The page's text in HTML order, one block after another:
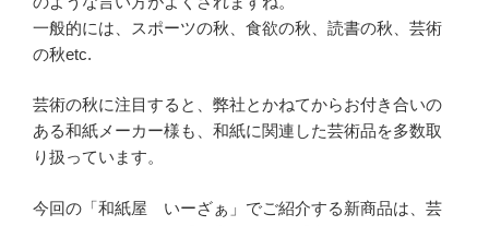
一般的には、スポーツの秋、食欲の秋、読書の秋、芸術
の秋etc.
芸術の秋に注目すると、弊社とかねてからお付き合いの
ある和紙メーカー様も、和紙に関連した芸術品を多数取
り扱っています。
今回の「和紙屋 いーざぁ」でご紹介する新商品は、芸